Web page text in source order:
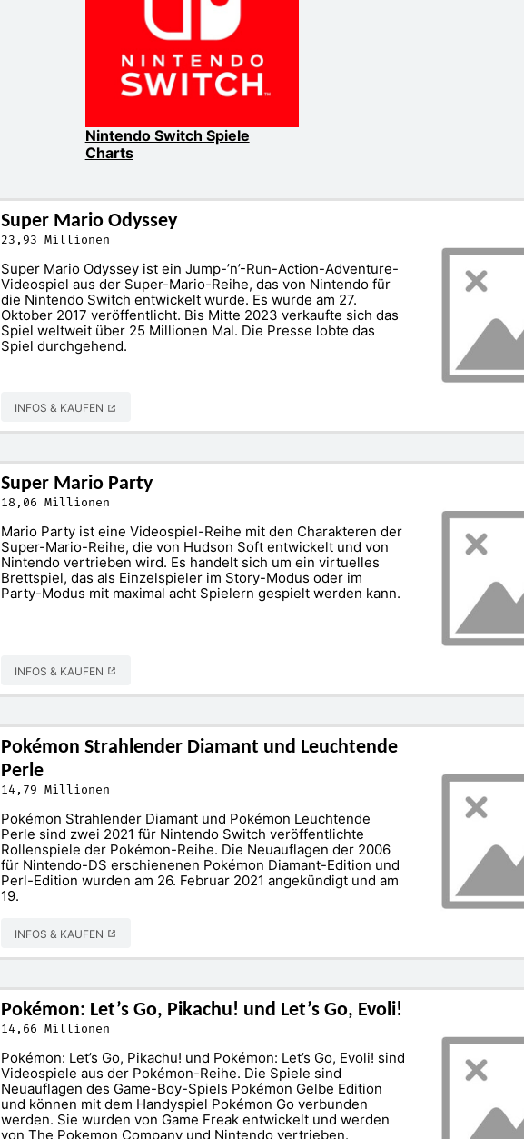
Nintendo Switch Spiele
Charts
Super Mario Odyssey
23,93 Millionen
Super Mario Odyssey ist ein Jump-’n’-Run-Action-Adventure-
Videospiel aus der Super-Mario-Reihe, das von Nintendo für
die Nintendo Switch entwickelt wurde. Es wurde am 27.
Oktober 2017 veröffentlicht. Bis Mitte 2023 verkaufte sich das
Spiel weltweit über 25 Millionen Mal. Die Presse lobte das
Spiel durchgehend.
INFOS & KAUFEN
Super Mario Party
18,06 Millionen
Mario Party ist eine Videospiel-Reihe mit den Charakteren der
Super-Mario-Reihe, die von Hudson Soft entwickelt und von
Nintendo vertrieben wird. Es handelt sich um ein virtuelles
Brettspiel, das als Einzelspieler im Story-Modus oder im
Party-Modus mit maximal acht Spielern gespielt werden kann.
INFOS & KAUFEN
Pokémon Strahlender Diamant und Leuchtende
Perle
14,79 Millionen
Pokémon Strahlender Diamant und Pokémon Leuchtende
Perle sind zwei 2021 für Nintendo Switch veröffentlichte
Rollenspiele der Pokémon-Reihe. Die Neuauflagen der 2006
für Nintendo-DS erschienenen Pokémon Diamant-Edition und
Perl-Edition wurden am 26. Februar 2021 angekündigt und am
19.
INFOS & KAUFEN
Pokémon: Let’s Go, Pikachu! und Let’s Go, Evoli!
14,66 Millionen
Pokémon: Let’s Go, Pikachu! und Pokémon: Let’s Go, Evoli! sind
Videospiele aus der Pokémon-Reihe. Die Spiele sind
Neuauflagen des Game-Boy-Spiels Pokémon Gelbe Edition
und können mit dem Handyspiel Pokémon Go verbunden
werden. Sie wurden von Game Freak entwickelt und werden
von The Pokemon Company und Nintendo vertrieben.